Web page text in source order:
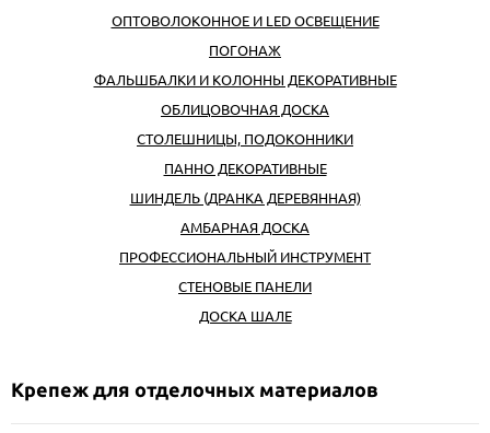
ОПТОВОЛОКОННОЕ И LED ОСВЕЩЕНИЕ
ПОГОНАЖ
ФАЛЬШБАЛКИ И КОЛОННЫ ДЕКОРАТИВНЫЕ
ОБЛИЦОВОЧНАЯ ДОСКА
СТОЛЕШНИЦЫ, ПОДОКОННИКИ
ПАННО ДЕКОРАТИВНЫЕ
ШИНДЕЛЬ (ДРАНКА ДЕРЕВЯННАЯ)
АМБАРНАЯ ДОСКА
ПРОФЕССИОНАЛЬНЫЙ ИНСТРУМЕНТ
CТЕНОВЫЕ ПАНЕЛИ
ДОСКА ШАЛЕ
Крепеж для отделочных материалов